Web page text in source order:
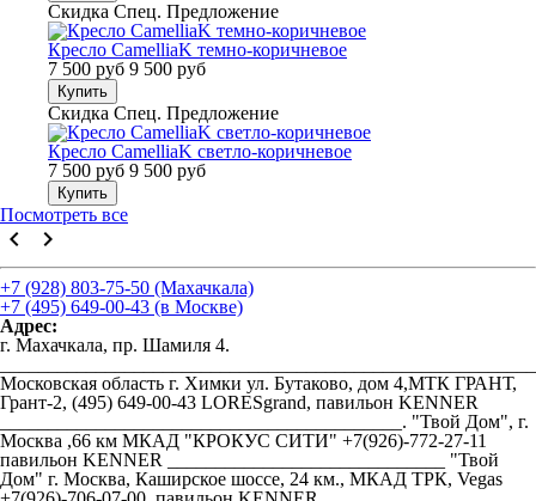
Скидка Спец. Предложение
Кресло CamelliaK темно-коричневое
7 500 руб 9 500 руб
Купить
Скидка Спец. Предложение
Кресло CamelliaK светло-коричневое
7 500 руб 9 500 руб
Купить
Посмотреть все
keyboard_arrow_left keyboard_arrow_right
+7 (928) 803-75-50 (Махачкала)
+7 (495) 649-00-43 (в Москве)
Адрес:
г. Махачкала, пр. Шамиля 4.
Московская область г. Химки ул. Бутаково, дом 4,МТК ГРАНТ,
Грант-2, (495) 649-00-43 LORESgrand, павильон KENNER
__________________________________________. "Твой Дом", г.
Москва ,66 км МКАД "КРОКУС СИТИ" +7(926)-772-27-11
павильон KENNER _____________________________ "Твой
Дом" г. Москва, Каширское шоссе, 24 км., МКАД ТРК, Vegas